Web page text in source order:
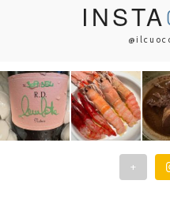
INSTA
+